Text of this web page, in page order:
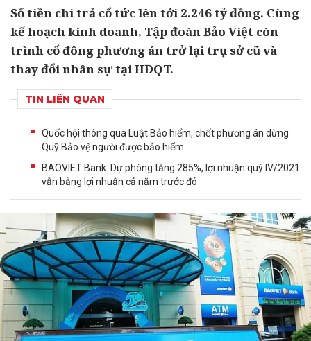
Số tiền chi trả cổ tức lên tới 2.246 tỷ đồng. Cùng
kế hoạch kinh doanh, Tập đoàn Bảo Việt còn
trình cổ đông phương án trở lại trụ sở cũ và
thay đổi nhân sự tại HĐQT.
TIN LIÊN QUAN
Quốc hội thông qua Luật Bảo hiểm, chốt phương án dừng
Quỹ Bảo vệ người được bảo hiểm
BAOVIET Bank: Dự phòng tăng 285%, lợi nhuận quý IV/2021
vẫn bằng lợi nhuận cả năm trước đó